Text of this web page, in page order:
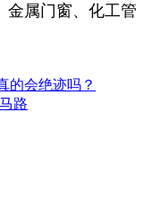
金属门窗、化工管
的会绝迹吗？
路